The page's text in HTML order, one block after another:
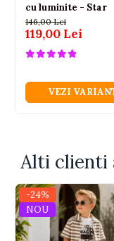
cu luminite - Star
146,00 Lei
119,00 Lei
VEZI
Alti clienti
-24%
NOU